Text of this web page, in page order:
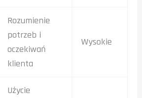
Rozumienie
potrzeb i
oczekiwań
klienta
Wysokie
Użycie